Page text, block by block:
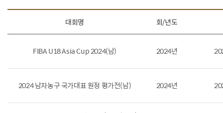
대회명 회/년도
FIBA U18 Asia Cup 2024(남) 2024년
2024 남자농구 국가대표 원정 평가전(남) 2024년